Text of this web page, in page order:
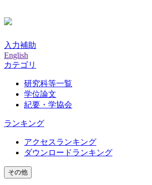
入力補助
English
カテゴリ
研究科等一覧
学位論文
紀要・学協会
ランキング
アクセスランキング
ダウンロードランキング
その他